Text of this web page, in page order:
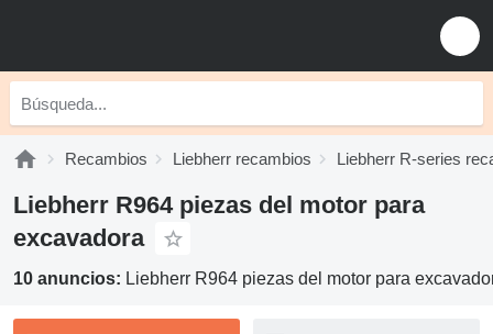
Recambios Liebherr recambios Liebherr R-series
Liebherr R964 piezas del motor para
excavadora
10 anuncios: Liebherr R964 piezas del motor para